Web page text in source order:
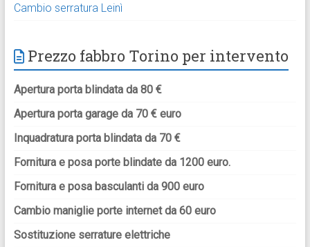
Cambio serratura Leinì
Prezzo fabbro Torino per intervento
Apertura porta blindata da 80 €
Apertura porta garage da 70 € euro
Inquadratura porta blindata da 70 €
Fornitura e posa porte blindate da 1200 euro.
Fornitura e posa basculanti da 900 euro
Cambio maniglie porte internet da 60 euro
Sostituzione serrature elettriche